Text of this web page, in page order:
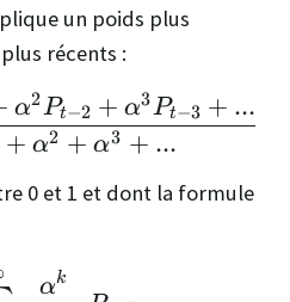
un poids plus
récents :
M_t = \frac{P_t +
+ α2 + α3 + ...
α2Pt−2 + α3Pt−3 + ...
0 et 1 et dont la formule
M_t =
αk